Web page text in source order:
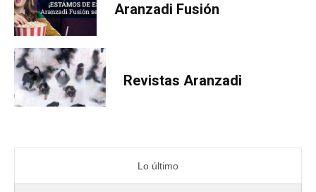
Aranzadi Fusión
Revistas Aranzadi
Lo último